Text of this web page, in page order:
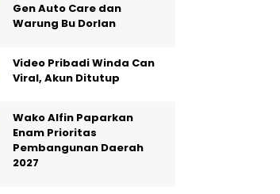
Gen Auto Care dan
Warung Bu Dorlan
Video Pribadi Winda Can
Viral, Akun Ditutup
Wako Alfin Paparkan
Enam Prioritas
Pembangunan Daerah
2027